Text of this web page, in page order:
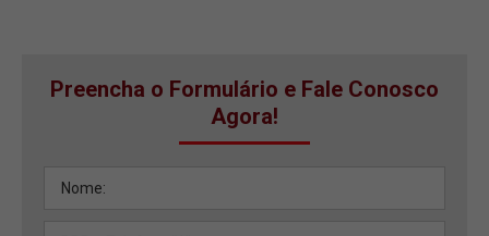
Preencha o Formulário e Fale Conosco
Agora!